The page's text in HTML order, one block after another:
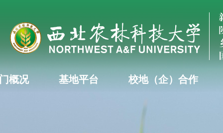
概况 基地平台 校地（企）合作